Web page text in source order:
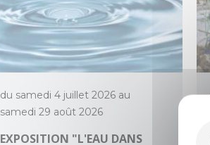
du samedi 4 juillet 2026 au
samedi 29 août 2026
EXPOSITION "L'EAU DANS